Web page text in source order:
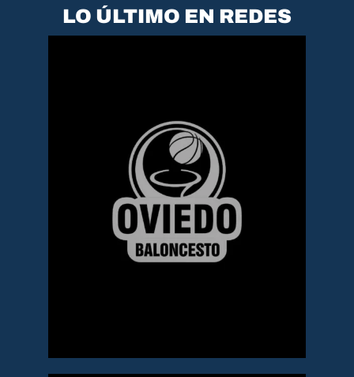
LO ÚLTIMO EN REDES